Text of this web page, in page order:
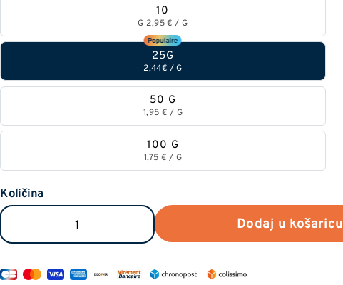
10
G 2,95 € / G
25G
2,44€ /G
50 G
1,95 € / G
100 G
1,75 € / G
Količina
CBD
Povećajte
CBD
Dodaj u košaricu